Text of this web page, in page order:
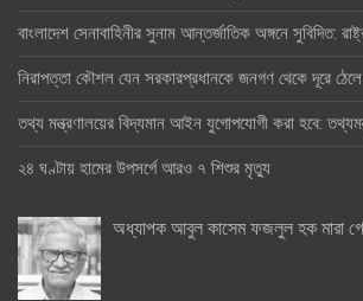
বাংলাদেশ সেনাবাহিনীর সুনাম আন্তর্জাতিক অঙ্গনে সুবিদিত:
নিরাপত্তা কৌশল যেন সরকারপ্রধানকে জনগণ থেকে দূরে ঠেলে
তথ্য মন্ত্রণালয়ের বিদ্যমান আইন যুগোপযোগী করা হবে:
২৪ ঘণ্টায় হামের উপসর্গে আরও ৭ শিশুর মৃত্যু
অধ্যাপক আবুল কাসেম ফজলুল হক মারা